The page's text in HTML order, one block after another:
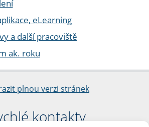
eLearning
a další pracoviště
ak. roku
plnou verzi stránek
kontakty